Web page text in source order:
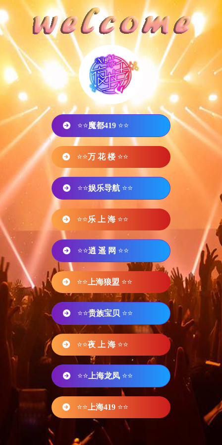
⭐⭐魔都419 ⭐⭐
⭐⭐万 花 楼 ⭐⭐
⭐⭐娱乐导航 ⭐⭐
⭐⭐乐 上 海 ⭐⭐
⭐⭐逍 遥 网 ⭐⭐
⭐⭐ 上海狼盟 ⭐⭐
⭐⭐贵族宝贝 ⭐⭐
⭐⭐夜 上 海 ⭐⭐
⭐⭐ 上海龙凤 ⭐⭐
⭐⭐ 上海419 ⭐⭐